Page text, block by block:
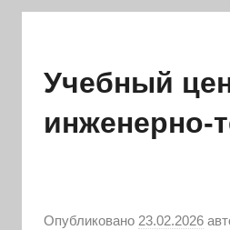
Учебный
инженерно-
Опубликовано 23.02.2026